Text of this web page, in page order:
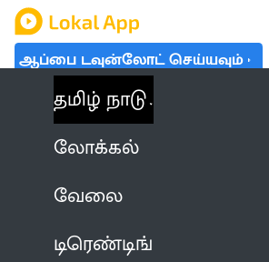
ஆப்பை டவுன்லோட் செய்யவும்
தமிழ் நாடு
லோக்கல்
வேலை
டிரெண்டிங்